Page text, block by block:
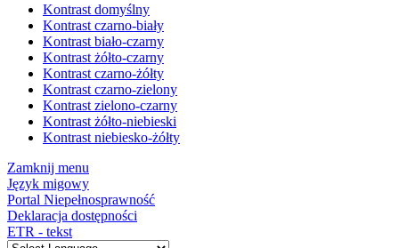
Kontrast domyślny
Kontrast czarno-biały
Kontrast biało-czarny
Kontrast żółto-czarny
Kontrast czarno-żółty
Kontrast czarno-zielony
Kontrast zielono-czarny
Kontrast żółto-niebieski
Kontrast niebiesko-żółty
Zamknij menu
Język migowy
Portal Niepełnosprawność
Deklaracja dostępności
ETR - tekst